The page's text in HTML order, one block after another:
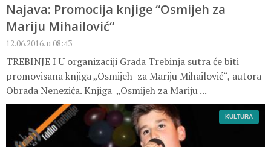
Najava: Promocija knjige “Osmijeh za
Mariju Mihailović“
12.06.2016. u 08:43
TREBINJE I U organizaciji Grada Trebinja sutra će biti
promovisana knjiga „Osmijeh za Mariju Mihailović“, autora
Obrada Nenezića. Knjiga „Osmijeh za Mariju ...
KULTURA